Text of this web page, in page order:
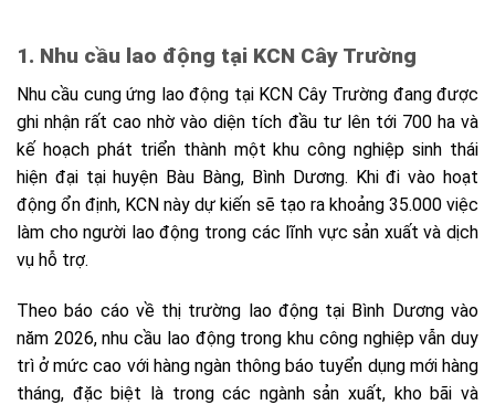
1. Nhu cầu lao động tại KCN Cây Trường
Nhu cầu cung ứng lao động tại KCN Cây Trường đang được
ghi nhận rất cao nhờ vào diện tích đầu tư lên tới 700 ha và
kế hoạch phát triển thành một khu công nghiệp sinh thái
hiện đại tại huyện Bàu Bàng, Bình Dương. Khi đi vào hoạt
động ổn định, KCN này dự kiến sẽ tạo ra khoảng 35.000 việc
làm cho người lao động trong các lĩnh vực sản xuất và dịch
vụ hỗ trợ.
Theo báo cáo về thị trường lao động tại Bình Dương vào
năm 2026, nhu cầu lao động trong khu công nghiệp vẫn duy
trì ở mức cao với hàng ngàn thông báo tuyển dụng mới hàng
tháng, đặc biệt là trong các ngành sản xuất, kho bãi và